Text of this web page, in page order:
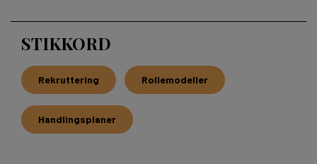
STIKKORD
Rekruttering Rollemodeller
Handlingsplaner